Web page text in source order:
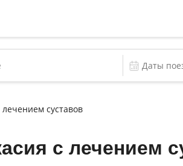
лечением суставов
с лечением